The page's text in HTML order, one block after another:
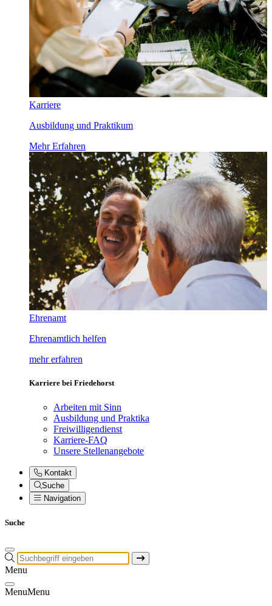
Karriere
Ausbildung und Praktikum
Mehr Erfahren
Ehrenamt
Ehrenamtlich helfen
mehr erfahren
Karriere bei Friedehorst
Arbeiten mit Sinn
Ausbildung und Praktika
Freiwilligendienst
Karriere-FAQ
Unsere Stellenangebote
Kontakt
Suche
Navigation
Suche
Menu
MenuMenu